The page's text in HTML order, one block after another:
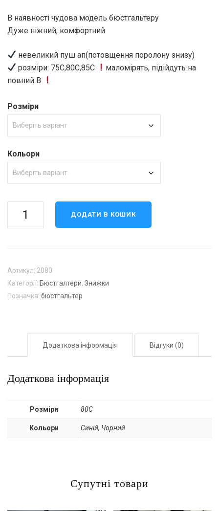
ціна:
₴240.00.
ціна:
₴200.00.
В наявності чудова модель бюстгальтеру
Дуже ніжний, комфортний
невеликий пуш ап(потовщення поролону знизу)
розміри: 75C,80C,85C
маломірять, підійдуть на
повний В
Розміри
Кольори
чашка
кількість
ДОДАТИ В КОШИК
Артикул: 2080
Категорії: Бюстгалтери, Знижки
Позначка: бюстгальтер
Додаткова інформація Відгуки (0)
Додаткова інформація
Розміри 80С
Кольори Синій, Чорний
Супутні товари